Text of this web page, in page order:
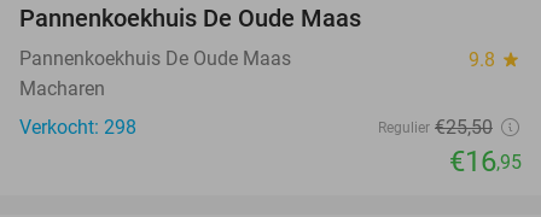
Pannenkoekhuis De Oude Maas
Pannenkoekhuis De Oude Maas 9.8 star
Macharen
Verkocht: 298
Regulier €25,50
€16,95